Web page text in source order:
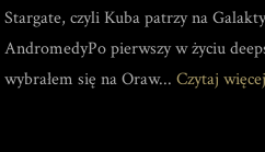
Stargate, czyli Kuba patrzy na
AndromedyPo pierwszy w życiu
wybrałem się na Oraw... Czytaj więcej